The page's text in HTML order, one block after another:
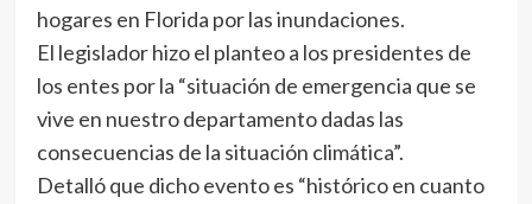
hogares en Florida por las inundaciones.
El legislador hizo el planteo a los presidentes de
los entes por la “situación de emergencia que se
vive en nuestro departamento dadas las
consecuencias de la situación climática”.
Detalló que dicho evento es “histórico en cuanto